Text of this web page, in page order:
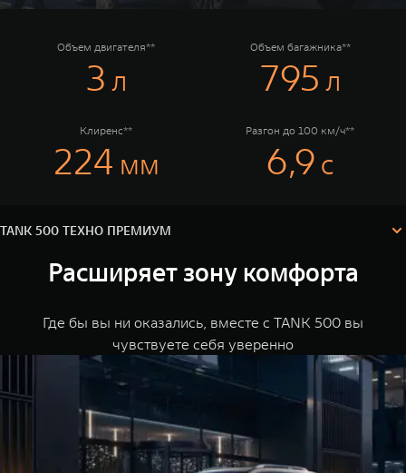
TANK 500
от 6 499 000 ₽
TANK 700
Расширяя границы комфорта
от 6 149 000 ₽
WEY 05
от 5 699
TANK Финансы
Корпоративным клиентам
TANK ФИНАНСЫ
TANK Кредит
TANK Лизинг
Сервис
Специальные предложения
Моторные масла
ЦИФРОВЫЕ СЕРВИСЫ TANK
Цифровые сервисы TANK
Объем двигателя**
3 л
Объем багажника**
795 л
Клиренс**
224 мм
Разгон до 100 км/ч**
6,9 с
TANK 500 ТЕХНО ПРЕМИУМ
TANK 500 ТЕХНО ПРЕМИУМ
TANK 500 СИТИ ПРЕМИУМ
TANK 500 ОНИКС
Расширяет зону комфорта
Где бы вы ни оказались, вместе с TANK 500 вы
чувствуете себя уверенно